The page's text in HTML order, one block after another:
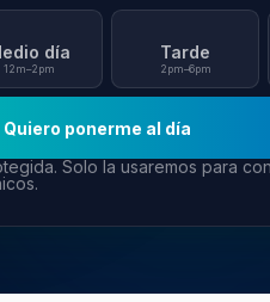
día
12m–2pm
Tarde
2pm–6pm
Quiero ponerme al día
Solo la usaremos para